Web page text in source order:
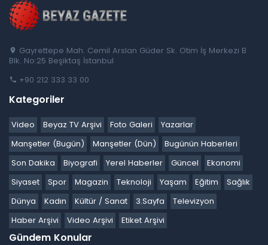
Gayrettepe Mah. Cemil Arslan Güder Sk. Otim İş Merkezi B
Blk. No:25 Beşiktaş İstanbul
+90 212 333 33 00
Kategoriler
Video Beyaz TV Arşivi Foto Galeri
Yazarlar
Manşetler (Bugün)
Manşetler (Dün)
Bugünün Haberleri
Son Dakika
Biyografi Yerel Haberler Güncel
Ekonomi
Siyaset
Spor Magazin Teknoloji Yaşam Eğitim
Sağlık
Dünya
Kadın Kültür / Sanat 3.Sayfa
Televizyon
Haber Arşivi
Video Arşivi Etiket Arşivi
Gündem Konular